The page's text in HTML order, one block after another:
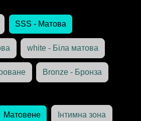
SSS - Матова
white - Біла матова
Bronze - Бронза
Матовене Інтимна зона